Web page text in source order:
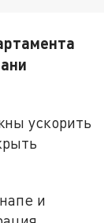
ускорить
и